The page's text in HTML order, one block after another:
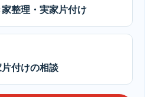
整理・実家片付け
付けの相談